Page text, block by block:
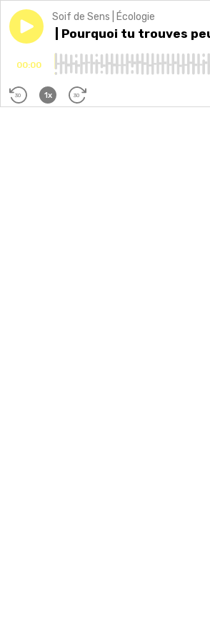
Play episodeExtrait | Pourquoi tu
Soif de Sens | Écologie
Extrait | Pourquoi tu trouves
00:00
30 1x 30